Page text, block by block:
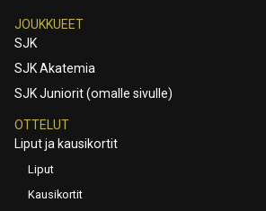
JOUKKUEET
SJK
SJK Akatemia
SJK Juniorit (omalle sivulle)
OTTELUT
Liput ja kausikortit
Liput
Kausikortit